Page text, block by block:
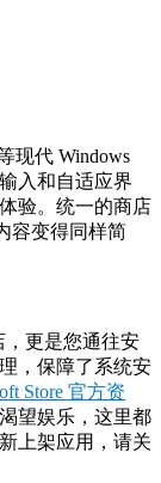
现代 Windows
入和自适应界
验。统一的商店
容变得同样简
更是您通往安
，保障了系统安
Store 官方资
望娱乐，这里都
上架应用，请关